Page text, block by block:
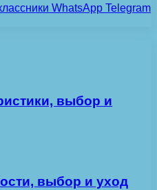
WhatsApp Telegram
выбор и
выбор и уход